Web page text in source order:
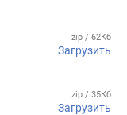
zip / 62Кб
Загрузить
zip / 35Кб
Загрузить